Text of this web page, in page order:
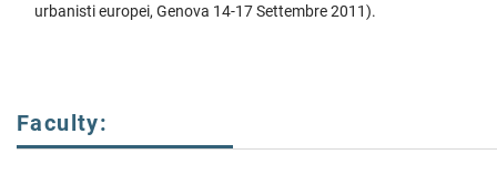
urbanisti europei, Genova 14-17 Settembre 2011).
Faculty: